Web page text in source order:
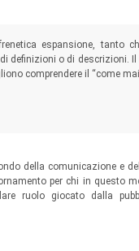
espansione, tanto
definizioni o di descrizioni.
comprendere il “come
della comunicazione e
per chi in questo
ruolo giocato dalla
i singoli mezzi